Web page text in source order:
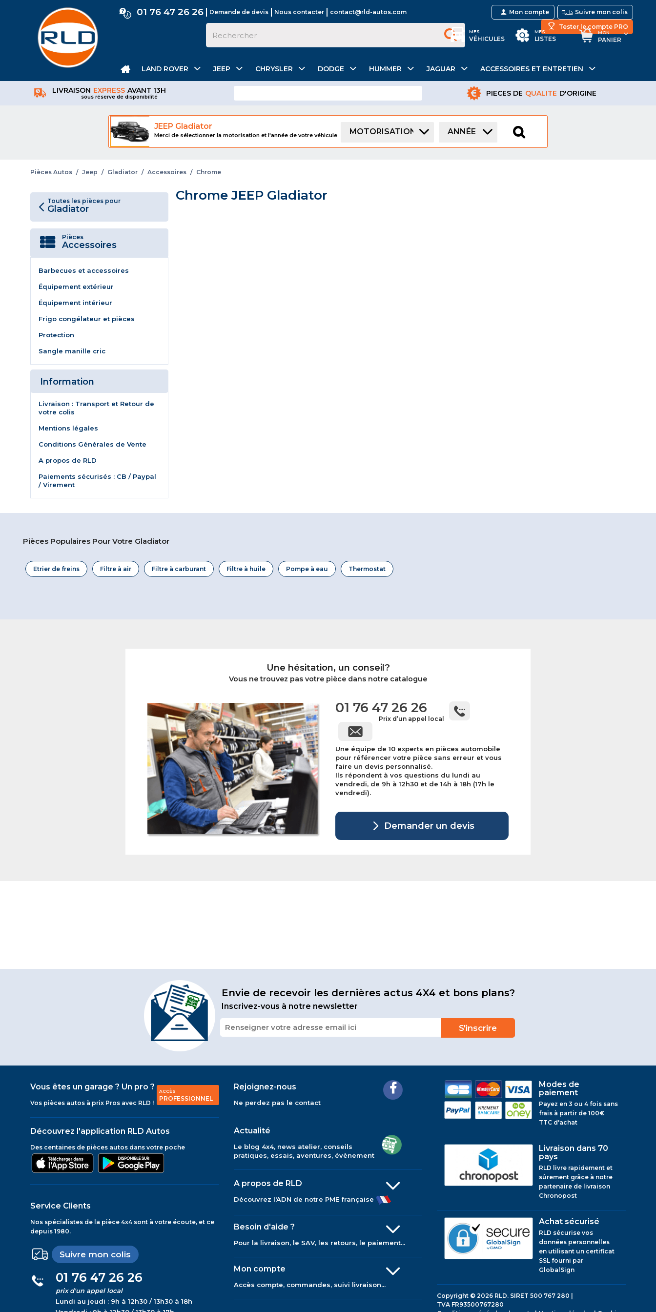
01 76 47 26 26 Demande de devis Nous contacter contact@rld-autos.com Suivre mon colis
Mon compte
Tester le compte PRO
MON
PANIER
MES
LISTES
MES
VÉHICULES
LAND ROVER JEEP CHRYSLER DODGE HUMMER JAGUAR ACCESSOIRES ET ENTRETIEN
LIVRAISON EXPRESS AVANT 13H
sous réserve de disponibilité PIECES DE QUALITE D'ORIGINE
JEEP Gladiator
Merci de sélectionner la motorisation et l'année de votre véhicule MOTORISATION ANNÉE
Pièces Autos / Jeep / Gladiator / Accessoires / Chrome
Toutes les pièces pour
Gladiator
Pièces
Accessoires
Barbecues et accessoires
Équipement extérieur
Équipement intérieur
Frigo congélateur et pièces
Protection
Sangle manille cric
Information
Livraison : Transport et Retour de
votre colis
Mentions légales
Conditions Générales de Vente
A propos de RLD
Paiements sécurisés : CB / Paypal
/ Virement
Chrome JEEP Gladiator
Pièces Populaires Pour Votre Gladiator
Etrier de freins Filtre à air Filtre à carburant Filtre à huile Pompe à eau Thermostat
Une hésitation, un conseil?
Vous ne trouvez pas votre pièce dans notre catalogue
01 76 47 26 26
Prix d’un appel local
Une équipe de 10 experts en pièces automobile
pour référencer votre pièce sans erreur et vous
faire un devis personnalisé.
Ils répondent à vos questions du lundi au
vendredi, de 9h à 12h30 et de 14h à 18h (17h le
vendredi).
Demander un devis
Envie de recevoir les dernières actus 4X4 et bons plans?
Inscrivez-vous à notre newsletter
Vous êtes un garage ? Un pro ?
Vos pièces autos à prix Pros avec RLD !
ACCÈS
PROFESSIONNEL
Découvrez l'application RLD Autos
Des centaines de pièces autos dans votre poche
Service Clients
Nos spécialistes de la pièce 4x4 sont à votre écoute, et ce
depuis 1980.
Suivre mon colis
01 76 47 26 26
prix d'un appel local
Lundi au jeudi : 9h à 12h30 / 13h30 à 18h
Rejoignez-nous
Ne perdez pas le contact
Actualité
Le blog 4x4, news atelier, conseils
pratiques, essais, aventures, évènement
A propos de RLD
Découvrez l'ADN de notre PME française
Besoin d'aide ?
Pour la livraison, le SAV, les retours, le paiement...
Mon compte
Accès compte, commandes, suivi livraison...
Modes de
paiement
Payez en 3 ou 4 fois sans
frais à partir de 100€
TTC d'achat
Livraison dans 70
pays
RLD livre rapidement et
sûrement grâce à notre
partenaire de livraison
Chronopost
Achat sécurisé
RLD sécurise vos
données personnelles
en utilisant un certificat
SSL fourni par
GlobalSign
Copyright © 2026 RLD. SIRET 500 767 280 |
TVA FR93500767280